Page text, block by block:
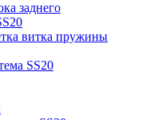
заднего
витка пружины
SS20